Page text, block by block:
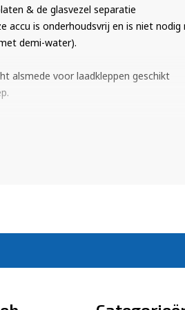
& de glasvezel separatie
accu is onderhoudsvrij en is niet
demi-water).
alsmede voor laadkleppen geschikt
minimaal zijn.